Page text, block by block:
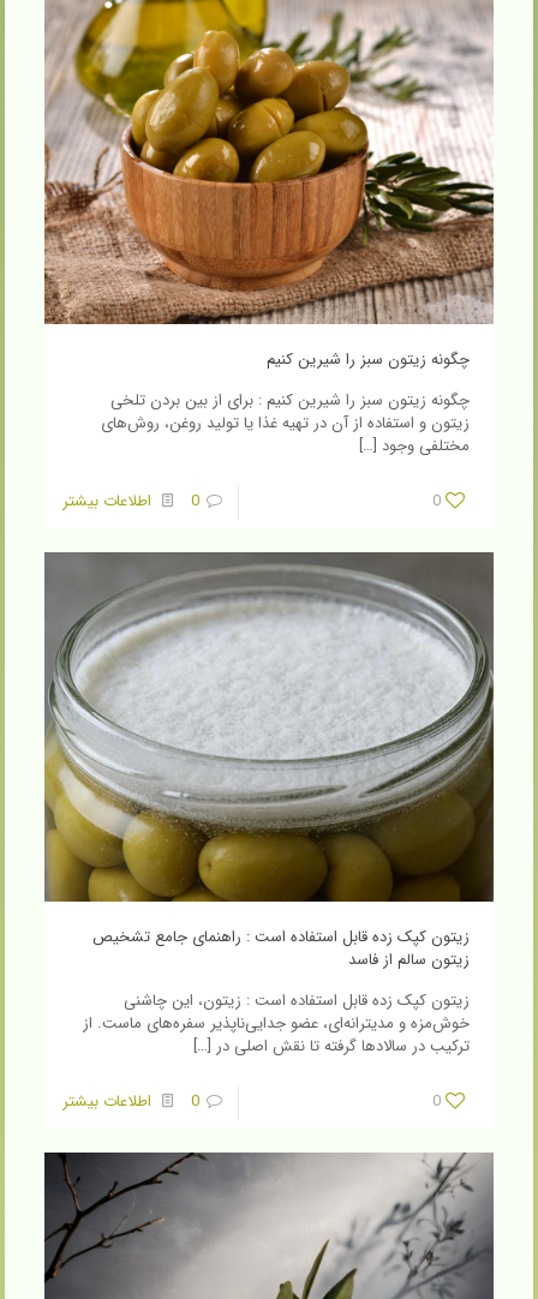
چگونه زیتون سبز را شیرین کنیم
چگونه زیتون سبز را شیرین کنیم : برای از بین بردن تلخی
زیتون و استفاده از آن در تهیه غذا یا تولید روغن، روش‌های
مختلفی وجود […]
0
0 اطلاعات بیشتر
زیتون کپک زده قابل استفاده است : راهنمای جامع تشخیص
زیتون سالم از فاسد
زیتون کپک زده قابل استفاده است : زیتون، این چاشنی
خوش‌مزه و مدیترانه‌ای، عضو جدایی‌ناپذیر سفره‌های ماست. از
ترکیب در سالادها گرفته تا نقش اصلی در […]
0
0 اطلاعات بیشتر